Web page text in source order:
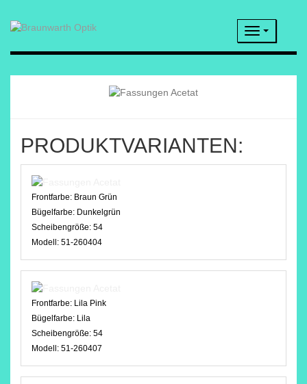
PRODUKTVARIANTEN:
Frontfarbe: Braun Grün
Bügelfarbe: Dunkelgrün
Scheibengröße: 54
Modell: 51-260404
Frontfarbe: Lila Pink
Bügelfarbe: Lila
Scheibengröße: 54
Modell: 51-260407